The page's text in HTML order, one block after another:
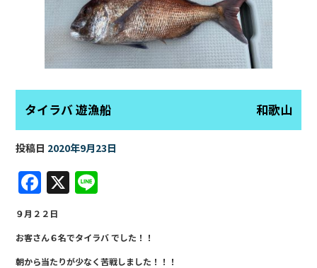
タイラバ 遊漁船 和歌山
投稿日 2020年9月23日
F
a
c
e
X
e
９月２２日
お客さん６名でタイラバ でした！！
朝から当たりが少なく苦戦しました！！！